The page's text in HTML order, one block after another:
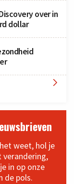
over in
dollar

weet, hol je
verandering,
in op onze
de pols.